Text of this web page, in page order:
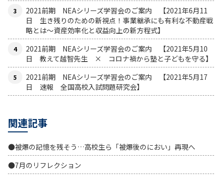
2021前期 NEAシリーズ学習会のご案内 【2021年6月11
日 生き残りのための新視点！事業継承にも有利な不動産戦
略とは〜資産効率化と収益向上の新方程式】
2021前期 NEAシリーズ学習会のご案内 【2021年5月10
日 教えて越智先生 × コロナ禍から塾と子どもを守る】
2021前期 NEAシリーズ学習会のご案内 【2021年5月17
日 速報 全国高校入試問題研究会】
関連記事
●被爆の記憶を残そう…高校生ら「被爆後のにおい」再現へ
●7月のリフレクション